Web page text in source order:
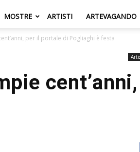
MOSTRE ARTISTI ARTEVAGANDO
per il portale di Pogliaghi è festa